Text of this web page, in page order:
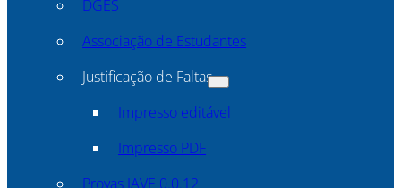
DGES
Associação de Estudantes
Justificação de Faltas
Impresso editável
Impresso PDF
Provas IAVE 0.0.12